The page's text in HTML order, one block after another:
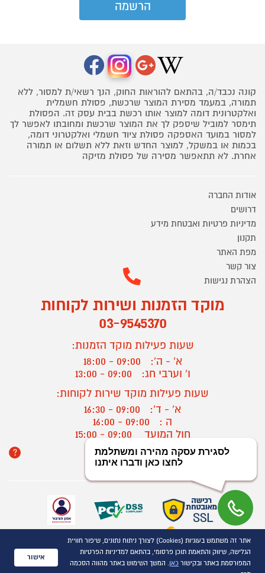
קונה נכבד/ה, בהתאם להוראות החוק, הנך רשאי/ת למסור, ללא
תמורה, במעמד מסירת המוצר שרכשת, פסולת חשמלית
ואלקטרונית דומה למוצר אותו רכשת בבית עסק זה. הפסולת
תימסר למוביל שיספק לך את המוצר שרכשת ומחובתו לאפשר לך
למסור במועד האספקה פסולת ציוד חשמלי ואלקטרוני דומה,
בכמות או במשקל, למוצר החדש וזאת ללא תשלום או תמורה
אחרת. לא תתאפשר מסירה של פסולת מזיקה
אודות החברה
דרושים
מדיניות פרטיות ואבטחת מידע
תקנון
מפת האתר
צור קשר
הצהרת נגישות
מוקד הזמנות ושירות לקוחות
03-9545370
שעות פעילות מוקד הזמנות:
א' - ה':
09:00 - 18:00
ו' וערבי חג:
09:00 - 13:00
שעות פעילות מוקד שירות לקוחות:
א' - ד':
09:00 - 16:30
ה :
09:00 - 16:00
חול המועד
? יצירת קשר/ביטול הזמנה
כל הזכויות שמורות P1000© 2021
התמונות להמחשה בלבד
ט.ל.ח.
אתר זה משתמש בעוגיות (Cookies) לצורך ניתוח נתונים, שיפור חוויית
הגלישה, שיווק והתאמת תוכן פרסומי, בהתאם למדיניות הפרטיות
המפורסמת באתר ובקישור כאן. המשך השימוש באתר מהווה הסכמה
אישור